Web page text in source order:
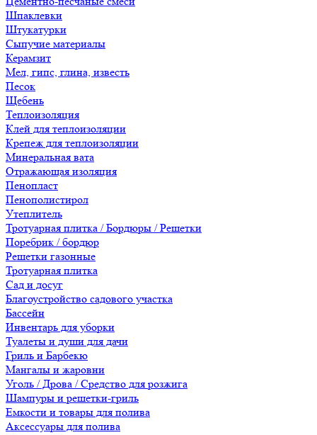
Шпаклевки
Штукатурки
Сыпучие материалы
Керамзит
Мел, гипс, глина, известь
Песок
Щебень
Теплоизоляция
Клей для теплоизоляции
Крепеж для теплоизоляции
Минеральная вата
Отражающая изоляция
Пенопласт
Пенополистирол
Утеплитель
Тротуарная плитка / Бордюры / Решетки
Поребрик / бордюр
Решетки газонные
Тротуарная плитка
Сад и досуг
Благоустройство садового участка
Бассейн
Инвентарь для уборки
Туалеты и души для дачи
Гриль и Барбекю
Мангалы и жаровни
Уголь / Дрова / Средство для розжига
Шампуры и решетки-гриль
Емкости и товары для полива
Аксессуары для полива